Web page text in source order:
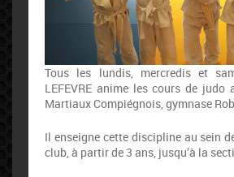
Tous les lundis, mercredis et
LEFEVRE anime les cours de judo
Martiaux Compiégnois, gymnase
Il enseigne cette discipline au sein
club, à partir de 3 ans, jusqu’à la